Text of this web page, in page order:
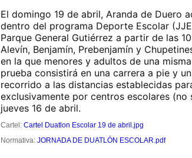
El domingo 19 de abril, Aranda de Duero
dentro del programa Deporte Escolar
Parque General Gutiérrez a partir de las
Alevín, Benjamín, Prebenjamín y
en la que menores y adultos de una
prueba consistirá en una carrera a pie y
recorrido a las distancias establecidas
exclusivamente por centros escolares
jueves 16 de abril.
Cartel: Cartel Duatlon Escolar 19 de abril.jpg
Normativa: JORNADA DE DUATLÓN ESCOLAR.pdf